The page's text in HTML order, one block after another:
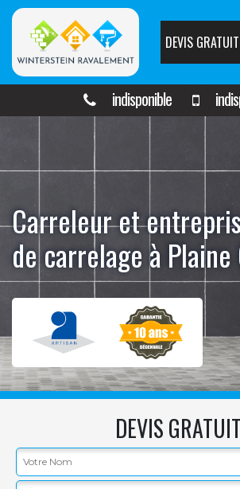
DEVIS GRATUIT
indisponible
Carreleur et
de carrelage à
DEVIS GRATUIT